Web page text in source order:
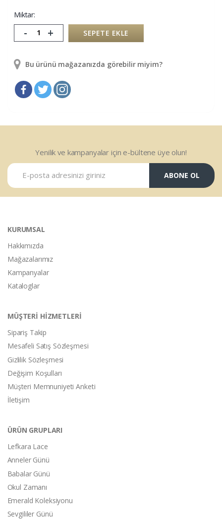
Miktar:
- + SEPETE EKLE
Bu ürünü mağazanızda görebilir miyim?
Yenilik ve kampanyalar için e-bültene üye olun!
ABONE OL
KURUMSAL
Hakkımızda
Mağazalarımız
Kampanyalar
Kataloglar
MÜŞTERİ HİZMETLERİ
Sipariş Takip
Mesafeli Satış Sözleşmesi
Gizlilik Sözleşmesi
Değişim Koşulları
Müşteri Memnuniyeti Anketi
İletişim
ÜRÜN GRUPLARI
Lefkara Lace
Anneler Günü
Babalar Günü
Okul Zamanı
Emerald Koleksiyonu
Sevgililer Günü